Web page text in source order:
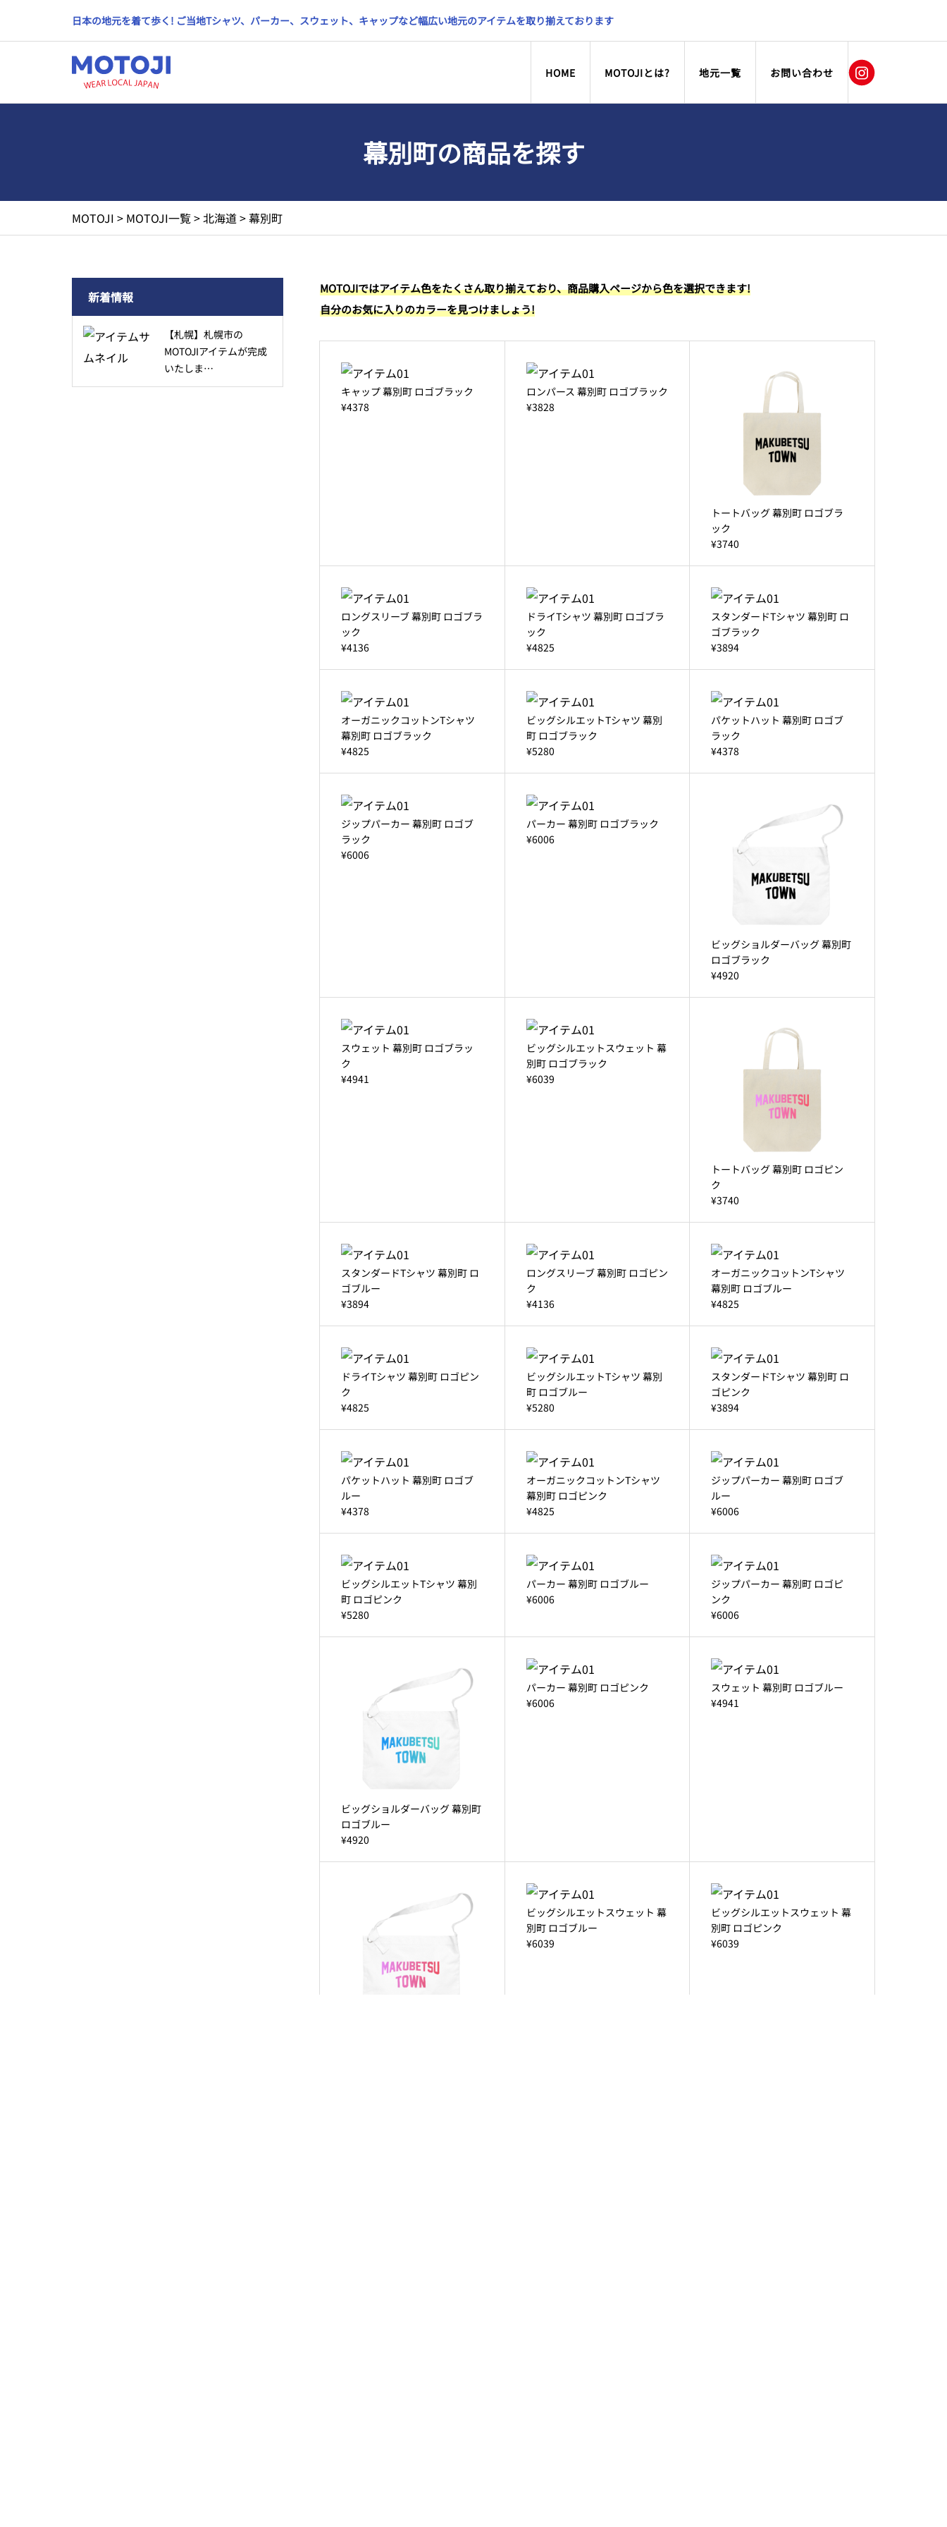
日本の地元を着て歩く! ご当地Tシャツ、パーカー、スウェット、キャップなど幅広い地元のアイテムを取り揃えております
HOME MOTOJIとは? 地元一覧 お問い合わせ
幕別町の商品を探す
MOTOJI > MOTOJI一覧>北海道>幕別町
新着情報
【札幌】札幌市の
MOTOJIアイテムが完成
いたしま…
MOTOJIではアイテム色をたくさん取り揃えており、商品購入ページから色を選択できます!
自分のお気に入りのカラーを見つけましょう!
キャップ 幕別町 ロゴブラック
¥4378
ロンパース 幕別町 ロゴブラック
¥3828
トートバッグ 幕別町 ロゴブラ
ック
¥3740
ロングスリーブ 幕別町 ロゴブラ
ック
¥4136
ドライTシャツ 幕別町 ロゴブラ
ック
¥4825
スタンダードTシャツ 幕別町 ロ
ゴブラック
¥3894
オーガニックコットンTシャツ
幕別町 ロゴブラック
¥4825
ビッグシルエットTシャツ 幕別
町 ロゴブラック
¥5280
パケットハット 幕別町 ロゴブ
ラック
¥4378
ジップパーカー 幕別町 ロゴブ
ラック
¥6006
パーカー 幕別町 ロゴブラック
¥6006
ビッグショルダーバッグ 幕別町
ロゴブラック
¥4920
スウェット 幕別町 ロゴブラッ
ク
¥4941
ビッグシルエットスウェット 幕
別町 ロゴブラック
¥6039
トートバッグ 幕別町 ロゴピン
ク
¥3740
スタンダードTシャツ 幕別町 ロ
ゴブルー
¥3894
ロングスリーブ 幕別町 ロゴピン
ク
¥4136
オーガニックコットンTシャツ
幕別町 ロゴブルー
¥4825
ドライTシャツ 幕別町 ロゴピン
ク
¥4825
ビッグシルエットTシャツ 幕別
町 ロゴブルー
¥5280
スタンダードTシャツ 幕別町 ロ
ゴピンク
¥3894
パケットハット 幕別町 ロゴブ
ルー
¥4378
オーガニックコットンTシャツ
幕別町 ロゴピンク
¥4825
ジップパーカー 幕別町 ロゴブ
ルー
¥6006
ビッグシルエットTシャツ 幕別
町 ロゴピンク
¥5280
パーカー 幕別町 ロゴブルー
¥6006
ジップパーカー 幕別町 ロゴピ
ンク
¥6006
ビッグショルダーバッグ 幕別町
ロゴブルー
¥4920
パーカー 幕別町 ロゴピンク
¥6006
スウェット 幕別町 ロゴブルー
¥4941
ビッグシルエットスウェット 幕
別町 ロゴブルー
¥6039
ビッグシルエットスウェット 幕
別町 ロゴピンク
¥6039